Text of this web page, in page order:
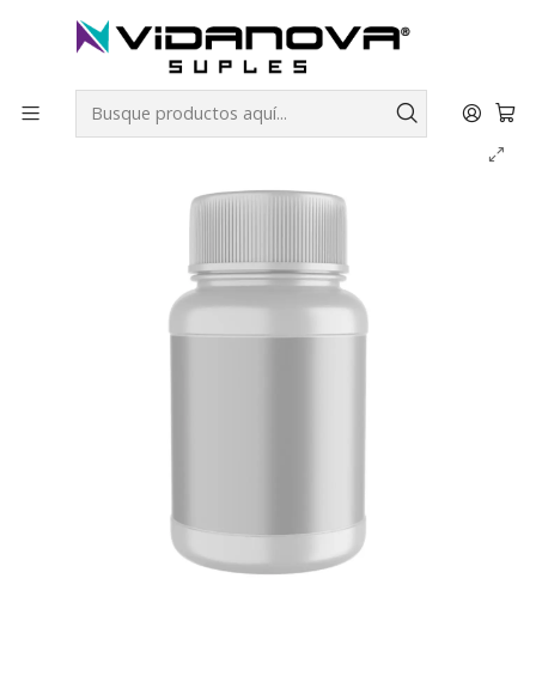
Insumos
Envase Pote PET Blanco 220 ml – Vidanova® Suples